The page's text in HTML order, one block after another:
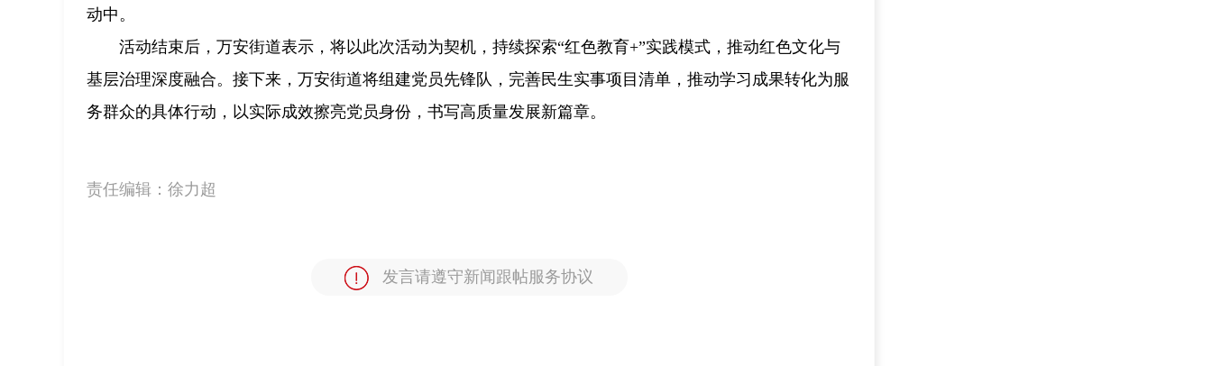
动中。
活动结束后，万安街道表示，将以此次活动为契机，持续探索“红色教育+”实践模式，推动红色文化与
基层治理深度融合。接下来，万安街道将组建党员先锋队，完善民生实事项目清单，推动学习成果转化为服
务群众的具体行动，以实际成效擦亮党员身份，书写高质量发展新篇章。
责任编辑： 徐力超
发言请遵守新闻跟帖服务协议